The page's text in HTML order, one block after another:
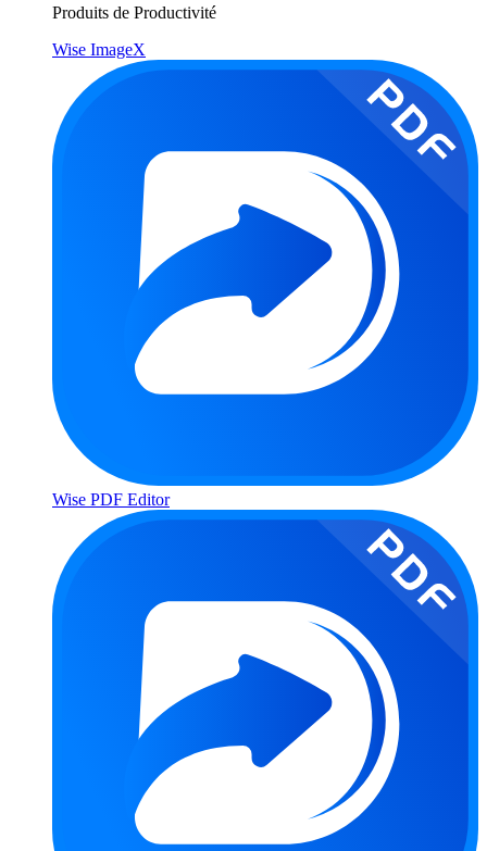
Produits de Productivité
Wise ImageX
Wise PDF Editor